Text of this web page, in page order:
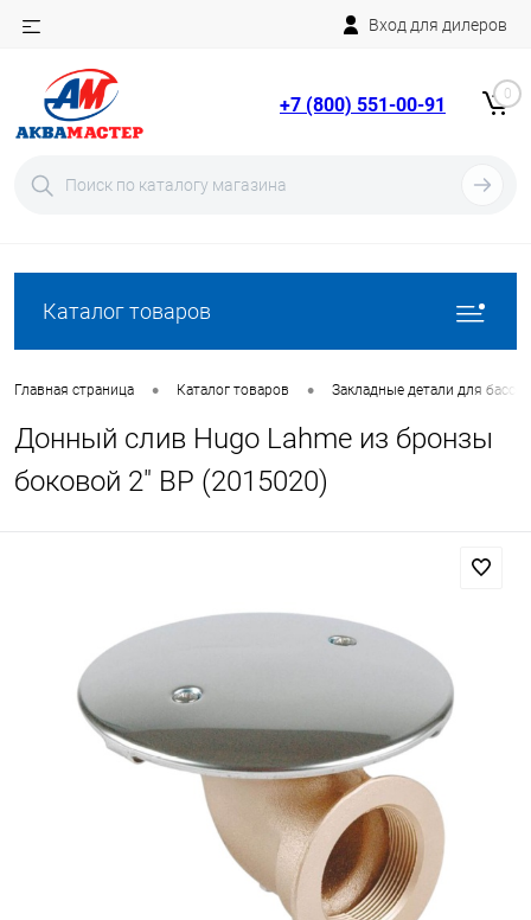
Вход для дилеров
+7 (800) 551-00-91 0
Каталог товаров
Главная страница • Каталог товаров • Закладные детали для
Донный слив Hugo Lahme из бронзы
боковой 2" ВР (2015020)